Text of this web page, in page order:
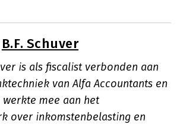
B.F. Schuver
is als fiscalist verbonden aan
van Alfa Accountants en
werkte mee aan het
over inkomstenbelasting en